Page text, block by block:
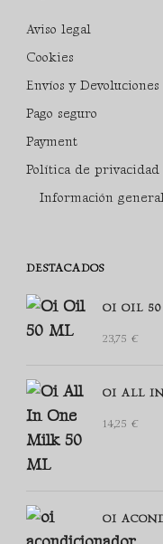
Aviso legal
Cookies
Envíos y Devoluciones
Pago seguro
Payment
Política de privacidad
Información
DESTACADOS
OI OIL
23,75 €
OI ALL
14,25 €
OI